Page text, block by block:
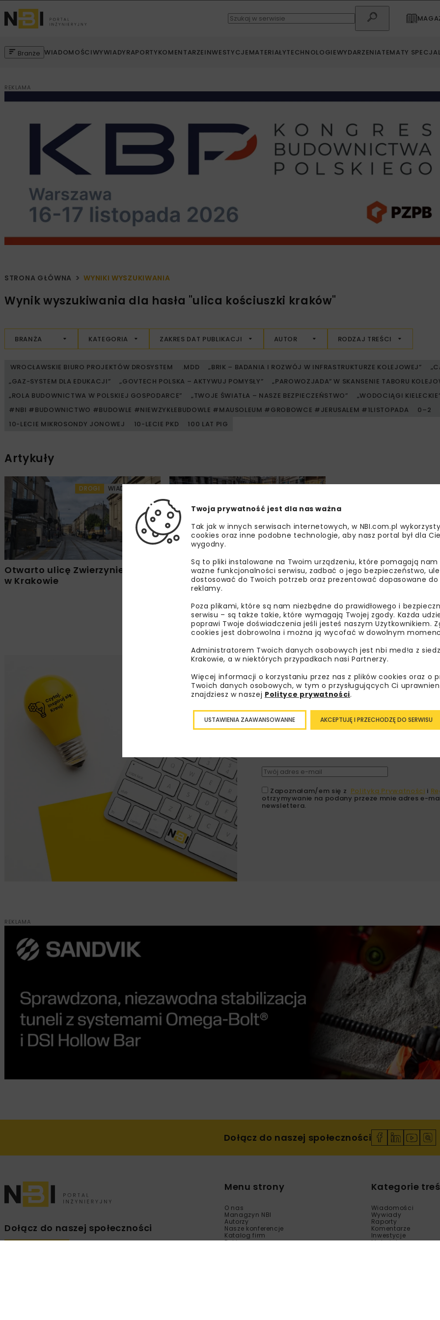
Branże WIADOMOŚCIWYWIADYRAPORTYKOMENTARZEINWESTYCJEMATERIAŁYTECHNOLOGIEWYDARZENIATEMATY
REKLAMA
STRONA GŁÓWNA WYNIKI WYSZUKIWANIA
Wynik wyszukiwania dla hasła "ulica kościuszki kraków"
BRANŻA KATEGORIA ZAKRES DAT PUBLIKACJI AUTOR RODZAJ TREŚCI
WROCŁAWSKIE BIURO PROJEKTÓW DROSYSTEM .MDD „BRIK – BADANIA I ROZWÓJ W INFRASTRUKTURZE KOLEJOWEJ”
„GAZ-SYSTEM DLA EDUKACJI”
„GOVTECH POLSKA – AKTYWUJ POMYSŁY”
„PAROWOZJADA” W SKANSENIE TABORU
„ROLA BUDOWNICTWA W POLSKIEJ GOSPODARCE”
„TWOJE ŚWIATŁA – NASZE BEZPIECZEŃSTWO”
„WODOCIĄGI
#NBI #BUDOWNICTWO #BUDOWLE #NIEWZYKŁEBUDOWLE #MAUSOLEUM #GROBOWCE #JERUSALEM #1LISTOPADA
0–2
10-LECIE MIKROSONDY JONOWEJ
10-LECIE PKD 100 LAT PIG
Artykuły
DROGI WIADOMOŚCI
Otwarto ulicę Zwierzyniecką
w Krakowie
Przedłużenie remontu
na ul. Kościuszki
i Zwierzynieckiej w Krakowie
Lubisz wiedzieć więcej?
Zapisz się do newslettera aby
branżowe, zaproszenia na wydarzenia,
Zapoznałam/em się z Polityką Prywatności i
otrzymywanie na podany przeze mnie adres e-
newslettera.
REKLAMA
Dołącz do naszej społeczności
Dołącz do naszej społeczności
Menu strony
O nas
Managzyn NBI
Autorzy
Nasze konferencje
Katalog firm
Reklama
Kategorie
Wiadomości
Wywiady
Raporty
Komentarze
Inwestycje
Materiały
Twoja prywatność jest dla nas ważna
Tak jak w innych serwisach internetowych, w NBI.com.pl
cookies oraz inne podobne technologie, aby nasz portal był dla
wygodny.
Są to pliki instalowane na Twoim urządzeniu, które pomagają nam
ważne funkcjonalności serwisu, zadbać o jego bezpieczeństwo,
dostosować do Twoich potrzeb oraz prezentować dopasowane
reklamy.
Poza plikami, które są nam niezbędne do prawidłowego i
serwisu – są także takie, które wymagają Twojej zgody. Każda
poprawi Twoje doświadczenia jeśli jesteś naszym Użytkownikiem.
cookies jest dobrowolna i można ją wycofać w dowolnym
Administratorem Twoich danych osobowych jest nbi med!a z
Krakowie, a w niektórych przypadkach nasi Partnerzy.
Więcej informacji o korzystaniu przez nas z plików cookies oraz o
Twoich danych osobowych, w tym o przysługujących Ci
znajdziesz w naszej Polityce prywatności.
AKCEPTUJĘ I PRZECHODZĘ DO SERWISU
USTAWIENIA ZAAWANSOWANNE